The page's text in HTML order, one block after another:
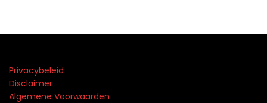
Privacybeleid
Disclaimer
Algemene Voorwaarden